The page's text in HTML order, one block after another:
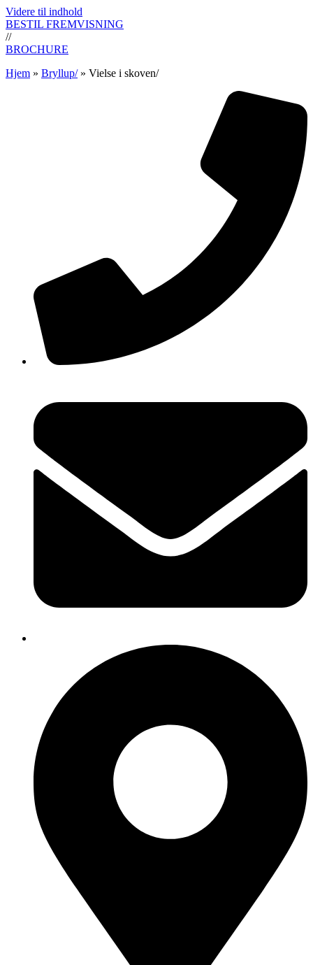
Videre til indhold
BESTIL FREMVISNING
//
BROCHURE
Hjem » Bryllup/» Vielse i skoven/